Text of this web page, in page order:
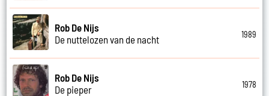
Rob De Nijs
De nuttelozen van de nacht
1989
Rob De Nijs
De pieper
1978